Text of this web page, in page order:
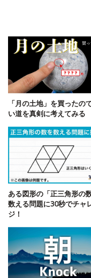
「月の土地」を買ったの
い道を真剣に考えてみる
ある図形の「正三角形の
数える問題に30秒でチャ
ジ！